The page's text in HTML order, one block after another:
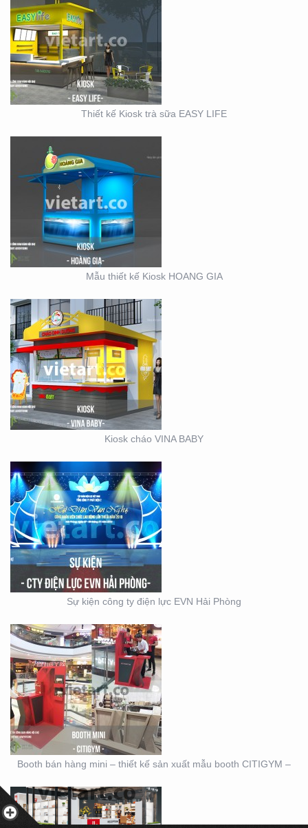
Thiết kế Kiosk trà sữa EASY LIFE
MẪU THIẾT KẾ KIOSK
HOANG GIA
Mẫu thiết kế Kiosk HOANG GIA
KIOSK CHÁO VINA BABY
Kiosk cháo VINA BABY
SỰ KIỆN CÔNG TY ĐIỆN
LỰC EVN HẢI PHÒNG
Sự kiện công ty điện lực EVN Hải Phòng
BOOTH BÁN HÀNG MINI
– THIẾT KẾ SẢN XUẤT
MẪU BOOTH CITIGYM –
Booth bán hàng mini – thiết kế sản xuất mẫu booth CITIGYM –
THIẾT KẾ THI CÔNG
MẪU GIAN KITCHEN
KONCEPT